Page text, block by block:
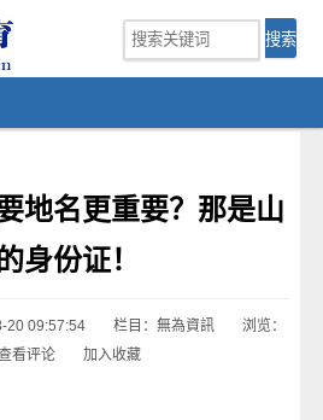
地名更重要？那是山
身份证！
20 09:57:54 栏目： 無為資訊
浏览：
看评论 加入收藏